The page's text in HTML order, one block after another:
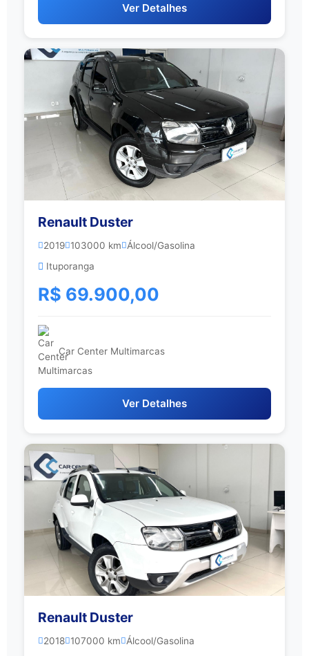
Ver Detalhes
Renault Duster
2019 103000 km
Álcool/Gasolina
Ituporanga
R$ 69.900,00
Car Center Multimarcas
Ver Detalhes
Renault Duster
2018 107000 km
Álcool/Gasolina